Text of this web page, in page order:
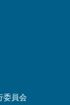
委員会